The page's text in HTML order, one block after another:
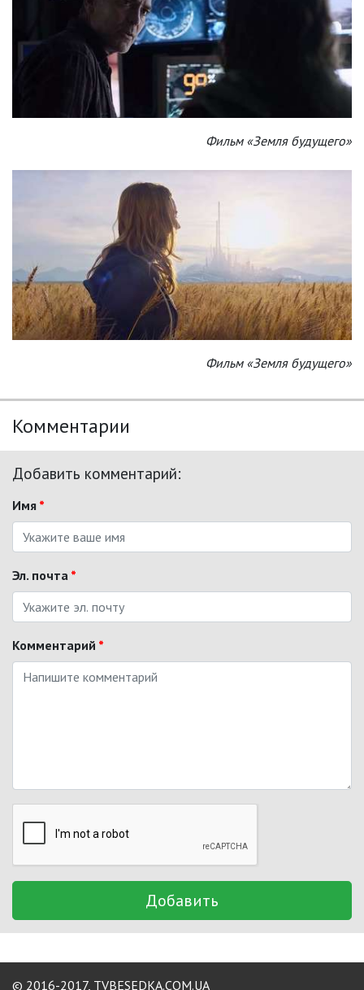
Фильм «Земля будущего»
Фильм «Земля будущего»
Комментарии
Добавить комментарий:
Имя *
Эл. почта *
Комментарий *
Добавить
© 2016-2017, TVBESEDKA.COM.UA